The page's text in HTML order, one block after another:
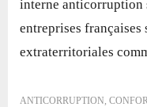
interne anticorruption
entreprises françaises
extraterritoriales
ANTICORRUPTION,